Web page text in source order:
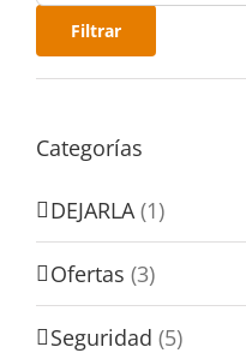
Filtrar
Categorías
DEJARLA (1)
Ofertas (3)
Seguridad (5)